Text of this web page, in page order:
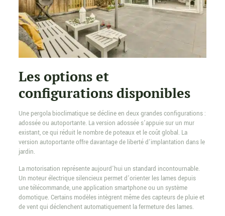
Les options et
configurations disponibles
Une pergola bioclimatique se décline en deux grandes configurations :
adossée ou autoportante. La version adossée s’appuie sur un mur
existant, ce qui réduit le nombre de poteaux et le coût global. La
version autoportante offre davantage de liberté d’implantation dans le
jardin.
La motorisation représente aujourd’hui un standard incontournable.
Un moteur électrique silencieux permet d’orienter les lames depuis
une télécommande, une application smartphone ou un système
domotique. Certains modèles intègrent même des capteurs de pluie et
de vent qui déclenchent automatiquement la fermeture des lames.